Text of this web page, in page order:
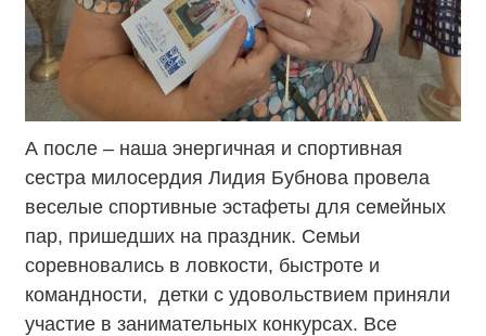
А после – наша энергичная и спортивная
сестра милосердия Лидия Бубнова провела
веселые спортивные эстафеты для семейных
пар, пришедших на праздник. Семьи
соревновались в ловкости, быстроте и
командности, детки с удовольствием приняли
участие в занимательных конкурсах. Все